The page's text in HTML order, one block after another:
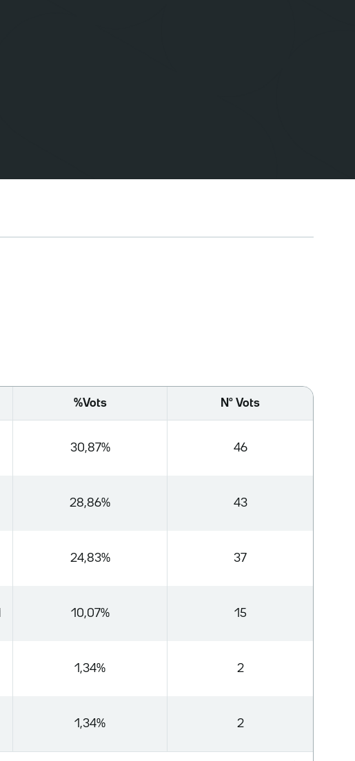
%Vots Nº Vots
30,87% 46
28,86% 43
24,83% 37
10,07% 15
1,34% 2
1,34% 2